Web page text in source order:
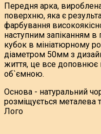
Передня арка,
поверхню, яка є
фарбування
наступним запіканням в
кубок в мініатюрному
діаметром 50мм з
життя, це все доповнює
об`ємною.
Основа - натуральний
розміщується металева
Лого